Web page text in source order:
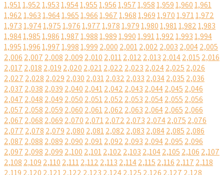
1,9511,9521,9531,9541,9551,9561,9571,9581,9591,9601,961
1,9621,9631,9641,9651,9661,9671,9681,9691,9701,9711,972
1,9731,9741,9751,9761,9771,9781,9791,9801,9811,9821,983
1,9841,9851,9861,9871,9881,9891,9901,9911,9921,9931,994
1,9951,9961,9971,9981,999 2,000 2,0012,002 2,003 2,0042,005
2,006 2,007 2,008 2,009 2,010 2,0112,012 2,013 2,0142,015 2,016
2,017 2,018 2,019 2,020 2,0212,022 2,023 2,0242,025 2,026
2,027 2,028 2,029 2,030 2,0312,032 2,033 2,0342,035 2,036
2,037 2,038 2,039 2,040 2,0412,042 2,043 2,0442,045 2,046
2,047 2,048 2,049 2,050 2,0512,052 2,053 2,0542,055 2,056
2,057 2,058 2,059 2,060 2,0612,062 2,063 2,0642,065 2,066
2,067 2,068 2,069 2,070 2,0712,072 2,073 2,0742,075 2,076
2,077 2,078 2,079 2,080 2,0812,082 2,083 2,0842,085 2,086
2,087 2,088 2,089 2,090 2,0912,092 2,093 2,0942,095 2,096
2,097 2,098 2,099 2,100 2,1012,102 2,103 2,1042,105 2,106 2,107
2,108 2,109 2,110 2,1112,112 2,113 2,1142,115 2,116 2,117 2,118